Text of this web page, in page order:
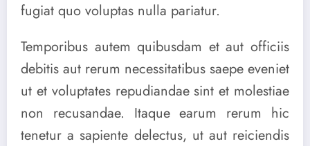
fugiat quo voluptas nulla pariatur.
Temporibus autem quibusdam et aut officiis
debitis aut rerum necessitatibus saepe eveniet
ut et voluptates repudiandae sint et molestiae
non recusandae. Itaque earum rerum hic
tenetur a sapiente delectus, ut aut reiciendis